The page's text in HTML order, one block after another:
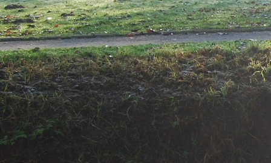
http://kervenheim.de/images/
4.JPG
http://kervenheim.de/images/
5.JPG
http://kervenheim.de/images/